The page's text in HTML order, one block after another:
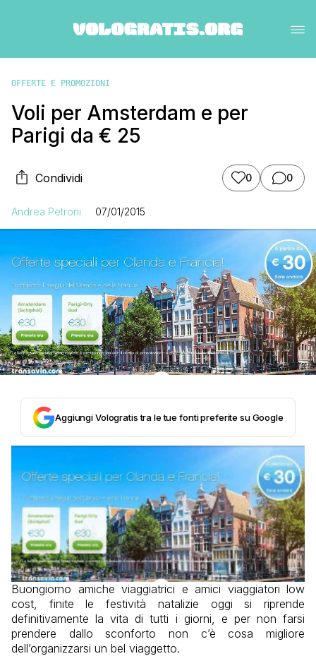
OFFERTE E PROMOZIONI
Voli per Amsterdam e per
Parigi da € 25
Condividi 0 0
Andrea Petroni 07/01/2015
Aggiungi Vologratis tra le tue fonti preferite su Google
Buongiorno amiche viaggiatrici e amici viaggiatori low
cost, finite le festività natalizie oggi si riprende
definitivamente la vita di tutti i giorni, e per non farsi
prendere dallo sconforto non c’è cosa migliore
dell’organizzarsi un bel viaggetto.